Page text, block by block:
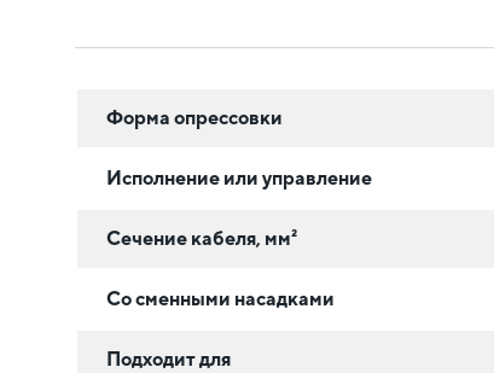
Форма опрессовки
Исполнение или управление
Сечение кабеля, мм²
Со сменными насадками
Подходит для